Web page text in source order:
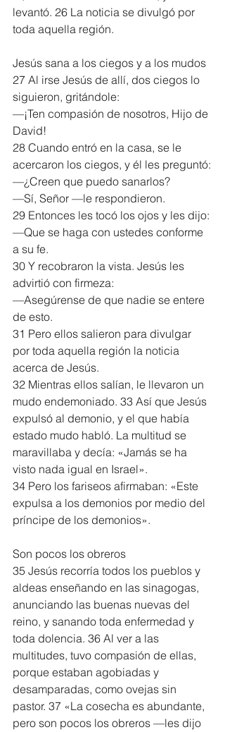
levantó. 26 La noticia se divulgó por
toda aquella región.
Jesús sana a los ciegos y a los mudos
27 Al irse Jesús de allí, dos ciegos lo
siguieron, gritándole:
—¡Ten compasión de nosotros, Hijo de
David!
28 Cuando entró en la casa, se le
acercaron los ciegos, y él les preguntó:
—¿Creen que puedo sanarlos?
—Sí, Señor —le respondieron.
29 Entonces les tocó los ojos y les dijo:
—Que se haga con ustedes conforme
a su fe.
30 Y recobraron la vista. Jesús les
advirtió con firmeza:
—Asegúrense de que nadie se entere
de esto.
31 Pero ellos salieron para divulgar
por toda aquella región la noticia
acerca de Jesús.
32 Mientras ellos salían, le llevaron un
mudo endemoniado. 33 Así que Jesús
expulsó al demonio, y el que había
estado mudo habló. La multitud se
maravillaba y decía: «Jamás se ha
visto nada igual en Israel».
34 Pero los fariseos afirmaban: «Este
expulsa a los demonios por medio del
príncipe de los demonios».
Son pocos los obreros
35 Jesús recorría todos los pueblos y
aldeas enseñando en las sinagogas,
anunciando las buenas nuevas del
reino, y sanando toda enfermedad y
toda dolencia. 36 Al ver a las
multitudes, tuvo compasión de ellas,
porque estaban agobiadas y
desamparadas, como ovejas sin
pastor. 37 «La cosecha es abundante,
pero son pocos los obreros —les dijo